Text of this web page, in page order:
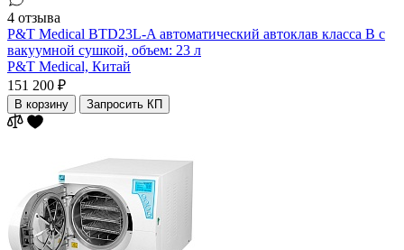
4 отзыва
P&T Medical BTD23L-A автоматический автоклав класса B с
вакуумной сушкой, объем: 23 л
P&T Medical, Китай
151 200 ₽
В корзину Запросить КП